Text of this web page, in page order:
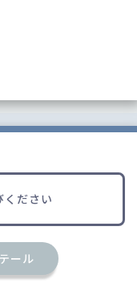
ください
ール